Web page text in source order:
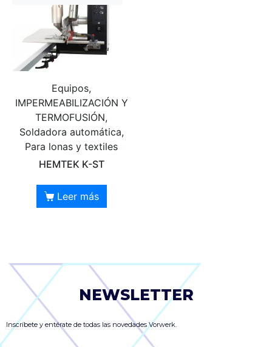
Equipos,
IMPERMEABILIZACIÓN Y
TERMOFUSIÓN,
Soldadora automática,
Para lonas y textiles
HEMTEK K-ST
Leer más
NEWSLETTER
Inscríbete y entérate de todas las novedades Vorwerk.